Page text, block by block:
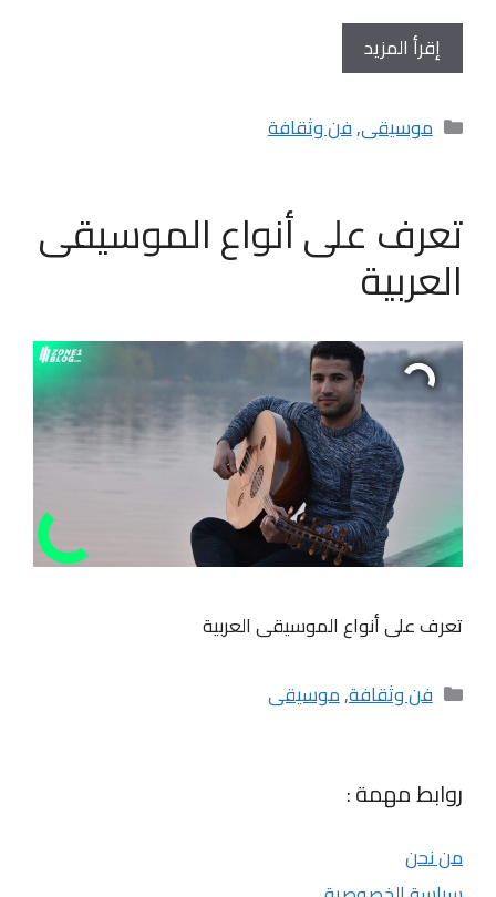
إقرأ المزيد
التصنيفات
موسيقى,فن وثقافة
تعرف على أنواع الموسيقى
العربية
تعرف على أنواع الموسيقى العربية
التصنيفات
فن وثقافة,موسيقى
روابط مهمة :
من نحن